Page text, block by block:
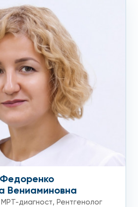
Федоренко
Вениаминовна
МРТ-диагност, Рентгенолог